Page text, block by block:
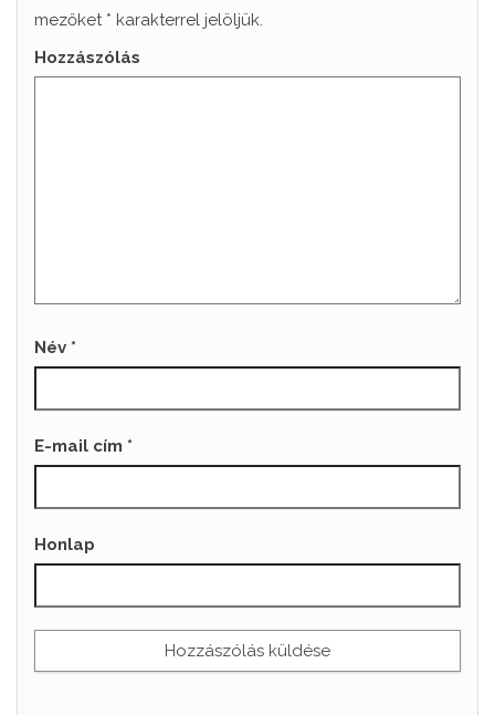
mezőket * karakterrel jelöljük.
Hozzászólás
Név *
E-mail cím *
Honlap